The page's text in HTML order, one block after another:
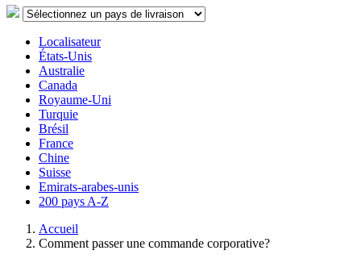
Localisateur
États-Unis
Australie
Canada
Royaume-Uni
Turquie
Brésil
France
Chine
Suisse
Emirats-arabes-unis
200 pays A-Z
Accueil
Comment passer une commande corporative?